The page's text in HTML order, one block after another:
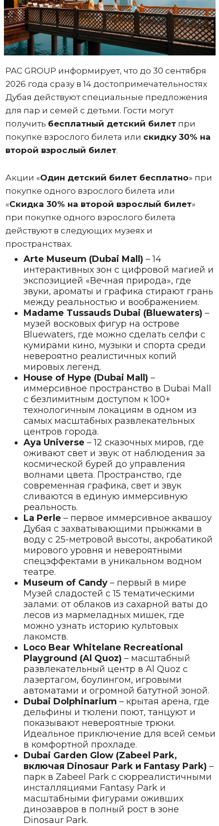
PAC GROUP информирует, что до 30 сентября
2026 года сразу в 14 достопримечательностях
Дубая действуют специальные предложения
для пар и семей с детьми. Гости могут
получить бесплатный детский билетпри
покупке взрослого билета или скидку 30% на
второй взрослый билет.
Акции «Один детский билет бесплатно» при
покупке одного взрослого билета или
«Скидка 30% на второй взрослый билет»
при покупке одного взрослого билета
действуют в следующих музеях и
пространствах.
Arte Museum (Dubai Mall) – 14
интерактивных зон с цифровой магией и
экспозицией «Вечная природа», где
звуки, ароматы и графика стирают грань
между реальностью и воображением.
Madame Tussauds Dubai (Bluewaters) –
музей восковых фигур на острове
Bluewaters, где можно сделать селфи с
кумирами кино, музыки и спорта среди
невероятно реалистичных копий
мировых легенд.
House of Hype (Dubai Mall) –
иммерсивное пространство в Dubai Mall
с безлимитным доступом к 100+
технологичным локациям в одном из
самых масштабных развлекательных
центров города.
Aya Universe – 12 сказочных миров, где
оживают свет и звук: от наблюдения за
космической бурей до управления
волнами цвета. Пространство, где
современная графика, свет и звук
сливаются в единую иммерсивную
реальность.
La Perle – первое иммерсивное аквашоу
Дубая с захватывающими прыжками в
воду с 25-метровой высоты, акробатикой
мирового уровня и невероятными
спецэффектами в уникальном водном
театре.
Museum of Candy– первый в мире
Музей сладостей с 15 тематическими
залами: от облаков из сахарной ваты до
лесов из мармеладных мишек, где
можно узнать историю культовых
лакомств.
Loco Bear Whitelane Recreational
Playground (Al Quoz) – масштабный
развлекательный центр в Al Quoz с
лазертагом, боулингом, игровыми
автоматами и огромной батутной зоной.
Dubai Dolphinarium – крытая арена, где
дельфины и тюлени поют, танцуют и
показывают невероятные трюки.
Идеальное приключение для всей семьи
в комфортной прохладе.
Dubai Garden Glow (Zabeel Park,
включая Dinosaur Park и Fantasy Park) –
парк в Zabeel Park с сюрреалистичными
инсталляциями Fantasy Park и
масштабными фигурами оживших
динозавров в полный рост в зоне
Dinosaur Park.